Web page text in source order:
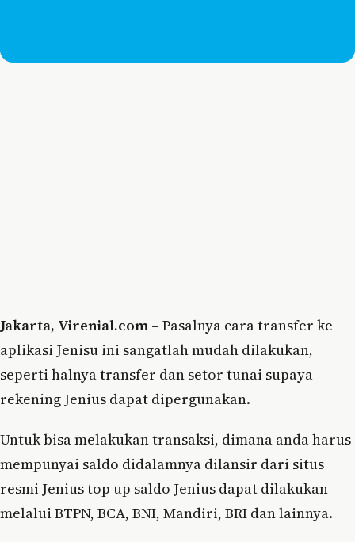
Jakarta, Virenial.com – Pasalnya cara transfer ke
aplikasi Jenisu ini sangatlah mudah dilakukan,
seperti halnya transfer dan setor tunai supaya
rekening Jenius dapat dipergunakan.
Untuk bisa melakukan transaksi, dimana anda harus
mempunyai saldo didalamnya dilansir dari situs
resmi Jenius top up saldo Jenius dapat dilakukan
melalui BTPN, BCA, BNI, Mandiri, BRI dan lainnya.